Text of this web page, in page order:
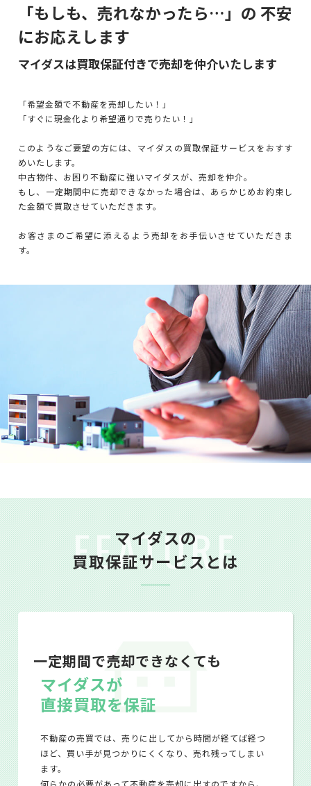
「もしも、売れなかったら…」の 不安
にお応えします
マイダスは買取保証付きで売却を仲介いたします
「希望金額で不動産を売却したい！」
「すぐに現金化より希望通りで売りたい！」
このようなご要望の方には、マイダスの買取保証サービスをおすす
めいたします。
中古物件、お困り不動産に強いマイダスが、売却を仲介。
もし、一定期間中に売却できなかった場合は、あらかじめお約束し
た金額で買取させていただきます。
お客さまのご希望に添えるよう売却をお手伝いさせていただきま
す。
FEATURE
マイダスの
買取保証サービスとは
一定期間で売却できなくても
マイダスが
直接買取を保証
不動産の売買では、売りに出してから時間が経てば経つ
ほど、買い手が見つかりにくくなり、売れ残ってしまい
ます。